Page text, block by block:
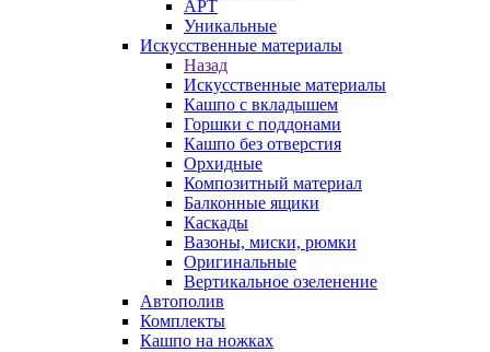
АРТ
Уникальные
Искусственные материалы
Назад
Искусственные материалы
Кашпо с вкладышем
Горшки с поддонами
Кашпо без отверстия
Орхидные
Композитный материал
Балконные ящики
Каскады
Вазоны, миски, рюмки
Оригинальные
Вертикальное озеленение
Автополив
Комплекты
Кашпо на ножках